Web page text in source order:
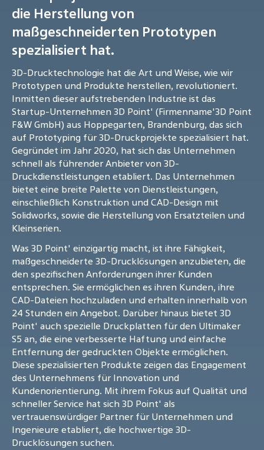
die Herstellung von
maßgeschneiderten Prototypen
spezialisiert hat.
3D-Drucktechnologie hat die Art und Weise, wie wir
Prototypen und Produkte herstellen, revolutioniert.
Inmitten dieser aufstrebenden Industrie ist das
Startup-Unternehmen 3D Point' (Firmenname'3D Point
F&W GmbH) aus Hoppegarten, Brandenburg, das sich
auf Prototyping für 3D-Druckprojekte spezialisiert hat.
Gegründet im Jahr 2020, hat sich das Unternehmen
schnell als führender Anbieter von 3D-
Druckdienstleistungen etabliert. Das Unternehmen
bietet eine breite Palette von Dienstleistungen,
einschließlich Konstruktion und CAD-Design mit
Solidworks, sowie die Herstellung von Ersatzteilen und
Kleinserien.
Was 3D Point' einzigartig macht, ist ihre Fähigkeit,
maßgeschneiderte 3D-Drucklösungen anzubieten, die
den spezifischen Anforderungen ihrer Kunden
entsprechen. Sie ermöglichen es ihren Kunden, ihre
CAD-Dateien hochzuladen und erhalten innerhalb von
24 Stunden ein Angebot. Darüber hinaus bietet 3D
Point' auch spezielle Druckplatten für den Ultimaker
S5 an, die eine verbesserte Haftung und einfache
Entfernung der gedruckten Objekte ermöglichen.
Diese spezialisierten Produkte zeigen das Engagement
des Unternehmens für Innovation und
Kundenorientierung. Mit ihrem Fokus auf Qualität und
schneller Service hat sich 3D Point' als
vertrauenswürdiger Partner für Unternehmen und
Ingenieure etabliert, die hochwertige 3D-
Drucklösungen suchen.